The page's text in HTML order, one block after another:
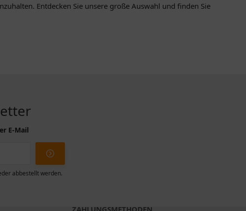
Entdecken Sie unsere große Auswahl und finden Sie
E-Mail
abbestellt werden.
ZAHLUNGSMETHODEN